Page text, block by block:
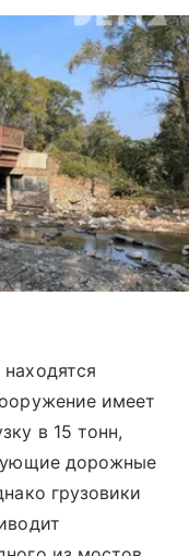
имеет
в 15 тонн,
дорожные
грузовики